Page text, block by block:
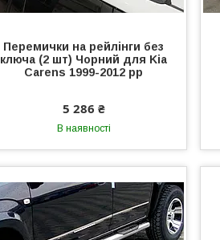
Перемички на рейлінги без
ключа (2 шт) Чорний для Kia
Carens 1999-2012 рр
5 286 ₴
В наявності